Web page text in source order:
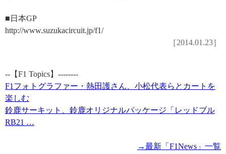
■日本GP
http://www.suzukacircuit.jp/f1/
［2014.01.23］
--【F1 Topics】--------
F1フォトグラファー・熱田護さん、小松代表らとカートを
楽しむ
鈴鹿サーキット、鈴鹿オリジナルパッケージ「レッドブル
RB21 …
→最新「F1News」一覧